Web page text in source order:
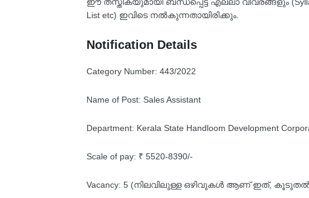
List etc) ഇവിടെ നൽകുന്നതായിരിക്കും.
Notification Details
Category Number: 443/2022
Name of Post: Sales Assistant
Department: Kerala State Handloom Development
Scale of pay: ₹ 5520-8390/-
Vacancy: 5 (നിലവിലുള്ള ഒഴിവുകൾ ആണ് ഇത്, കൂടുതൽ